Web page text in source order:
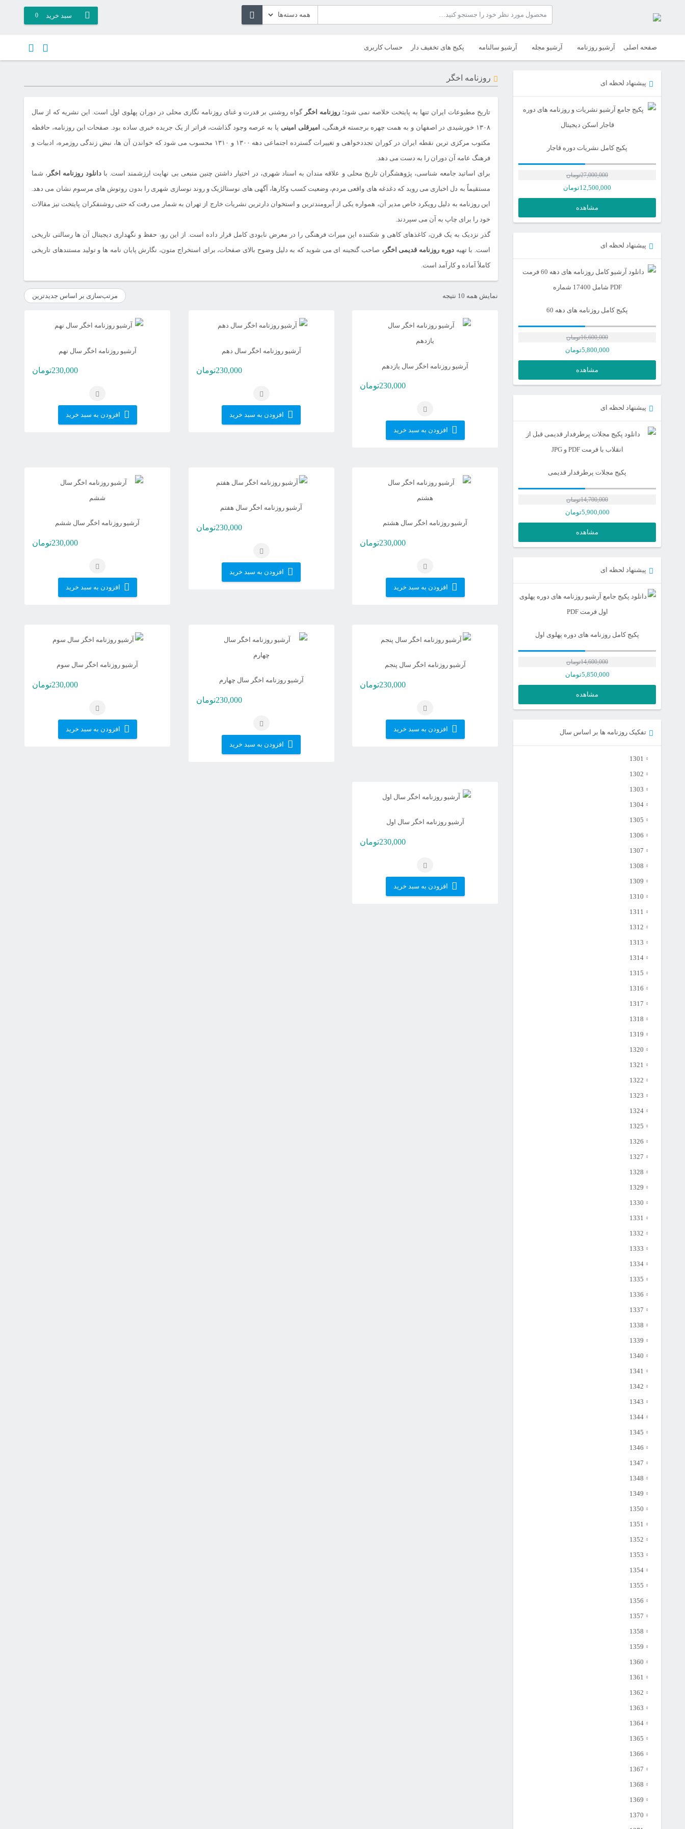
سبد خرید 0
صفحه اصلی آرشیو روزنامه آرشیو مجله آرشیو سالنامه پکیج های تخفیف دار حساب کاربری
روزنامه اخگر
تاریخ مطبوعات ایران تنها به پایتخت خلاصه نمی شود؛ روزنامه اخگر گواه روشنی بر قدرت و غنای روزنامه نگاری محلی در دوران پهلوی اول است. این نشریه که از سال
۱۳۰۸ خورشیدی در اصفهان و به همت چهره برجسته فرهنگی،
امیرقلی امینی پا به عرصه وجود گذاشت، فراتر از یک جریده خبری ساده بود. صفحات این روزنامه، حافظه
مکتوب مرکزی ترین نقطه ایران در کوران تجددخواهی و تغییرات گسترده اجتماعی دهه ۱۳۰۰ و ۱۳۱۰ محسوب می شود که خواندن آن ها، نبض زندگی روزمره، ادبیات و
فرهنگ عامه آن دوران را به دست می دهد.
برای اساتید جامعه شناسی، پژوهشگران تاریخ محلی و علاقه مندان به اسناد شهری، در اختیار داشتن چنین منبعی بی نهایت ارزشمند است. بادانلود روزنامه اخگر ، شما
مستقیماً به دل اخباری می روید که دغدغه های واقعی مردم، وضعیت کسب وکارها، آگهی های نوستالژیک و روند نوسازی شهری را بدون روتوش های مرسوم نشان می دهد.
این روزنامه به دلیل رویکرد خاص مدیر آن، همواره یکی از آبرومندترین و استخوان دارترین نشریات خارج از تهران به شمار می رفت که حتی روشنفکران پایتخت نیز مقالات
خود را برای چاپ به آن می سپردند.
گذر نزدیک به یک قرن، کاغذهای کاهی و شکننده این میراث فرهنگی را در معرض نابودی کامل قرار داده است. از این رو، حفظ و نگهداری دیجیتال آن ها رسالتی تاریخی
است. با تهیهدوره روزنامه قدیمی اخگر، صاحب گنجینه ای می شوید که به دلیل وضوح بالای صفحات، برای استخراج متون، نگارش پایان نامه ها و تولید مستندهای تاریخی
کاملاً آماده و کارآمد است.
نمایش همه 10 نتیجه
اساس
جدیدترین
آرشیو روزنامه اخگر سال یازدهم
230,000تومان
افزودن به سبد خرید
آرشیو روزنامه اخگر سال دهم
230,000تومان
افزودن به سبد خرید
آرشیو روزنامه اخگر سال نهم
230,000تومان
افزودن به سبد خرید
آرشیو روزنامه اخگر سال هشتم
230,000تومان
افزودن به سبد خرید
آرشیو روزنامه اخگر سال هفتم
230,000تومان
افزودن به سبد خرید
آرشیو روزنامه اخگر سال ششم
230,000تومان
افزودن به سبد خرید
آرشیو روزنامه اخگر سال پنجم
230,000تومان
افزودن به سبد خرید
آرشیو روزنامه اخگر سال چهارم
230,000تومان
افزودن به سبد خرید
آرشیو روزنامه اخگر سال سوم
230,000تومان
افزودن به سبد خرید
آرشیو روزنامه اخگر سال اول
230,000تومان
افزودن به سبد خرید
پیشنهاد لحظه ای
پکیج کامل نشریات دوره قاجار
27,000,000تومان
12,500,000تومان
مشاهده
پیشنهاد لحظه ای
پکیج کامل روزنامه های دهه 60
16,600,000تومان
5,800,000تومان
مشاهده
پیشنهاد لحظه ای
پکیج مجلات پرطرفدار قدیمی
14,700,000تومان
5,900,000تومان
مشاهده
پیشنهاد لحظه ای
پکیج کامل روزنامه های دوره پهلوی اول
14,600,000تومان
14,600,000تومان
5,850,000تومان
فعلی
است.
مشاهده
تفکیک روزنامه ها بر اساس سال
1301
1302
1303
1304
1305
1306
1307
1308
1309
1310
1311
1312
1313
1314
1315
1316
1317
1318
1319
1320
1321
1322
1323
1324
1325
1326
1327
1328
1329
1330
1331
1332
1333
1334
1335
1336
1337
1338
1339
1340
1341
1342
1343
1344
1345
1346
1347
1348
1349
1350
1351
1352
1353
1354
1355
1356
1357
1358
1359
1360
1361
1362
1363
1364
1365
1366
1367
1368
1369
1370